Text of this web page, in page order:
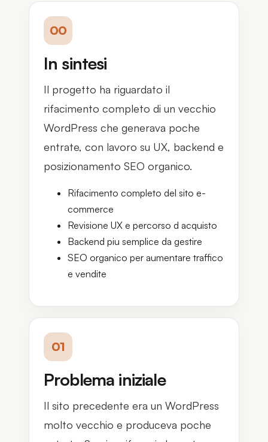
00
In sintesi
Il progetto ha riguardato il
rifacimento completo di un vecchio
WordPress che generava poche
entrate, con lavoro su UX, backend e
posizionamento SEO organico.
Rifacimento completo del sito e-
commerce
Revisione UX e percorso d acquisto
Backend piu semplice da gestire
SEO organico per aumentare traffico
e vendite
01
Problema iniziale
Il sito precedente era un WordPress
molto vecchio e produceva poche